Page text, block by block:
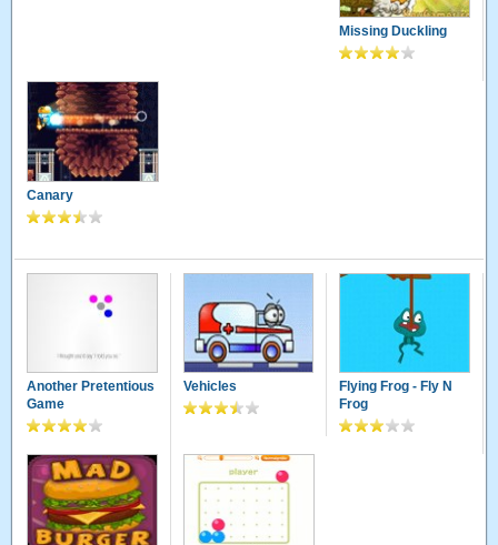
Missing Duckling
Canary
Another Pretentious
Game
Vehicles
Flying Frog - Fly N
Frog